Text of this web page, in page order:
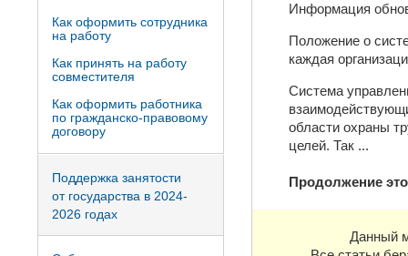
Информация
Положение о
каждая
Система
области охраны
целей. Так ...
Продолжение
Данный
Как оформить сотрудника
на работу
Как принять на работу
совместителя
Как оформить работника
по гражданско-правовому
договору
Поддержка занятости
от государства в 2024-
2026 годах